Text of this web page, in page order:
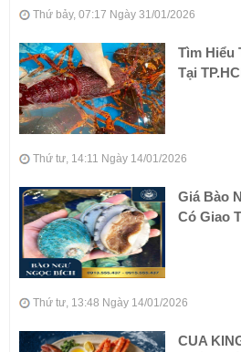
Thứ bảy, 07:17 Ngày 31/01/2026
Tìm Hiểu
Tại
Thứ tư, 14:11 Ngày 14/01/2026
Giá Bào
Có Giao
Thứ tư, 13:48 Ngày 14/01/2026
CUA